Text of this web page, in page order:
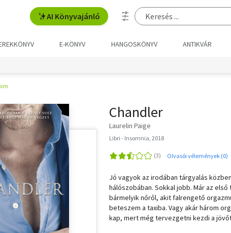
AI Könyvajánló
E-KÖNYV HANGOSKÖNYV ANTIKVÁR
Chandler
Laurelin Paige
Libri - Insomnia, 2018
Olvasói vélemények (0)
Jó vagyok az irodában tárgyalás
hálószobában. Sokkal jobb. Már az
bármelyik nőről, akit falrengető
beteszem a taxiba. Vagy akár három
kap, mert még tervezgetni kezdi a